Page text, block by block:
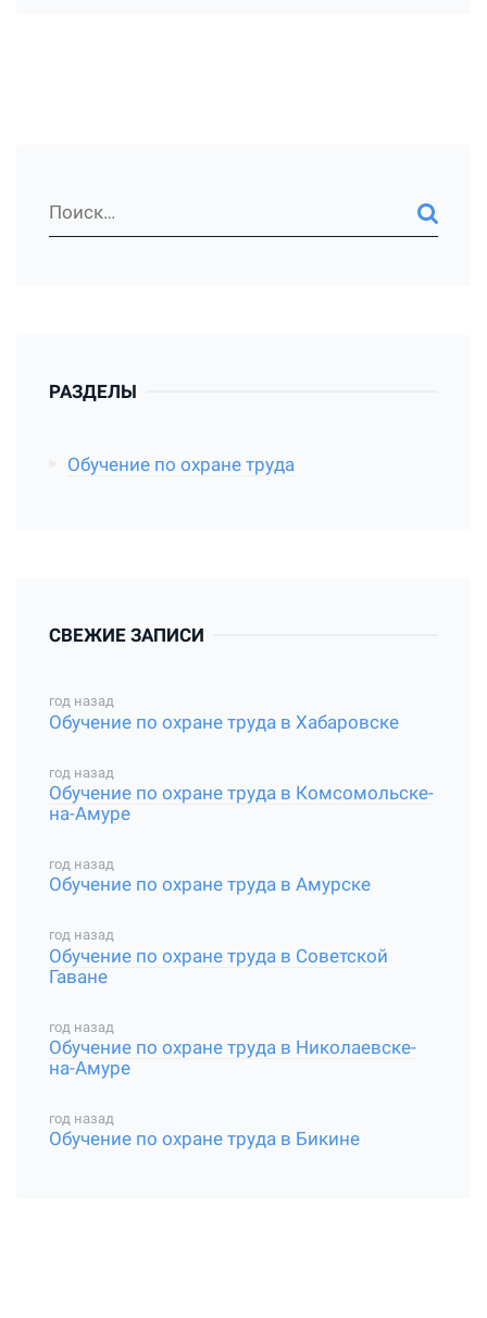
РАЗДЕЛЫ
Обучение по охране труда
СВЕЖИЕ ЗАПИСИ
год назад
Обучение по охране труда в Хабаровске
год назад
Обучение по охране труда в Комсомольске-
на-Амуре
год назад
Обучение по охране труда в Амурске
год назад
Обучение по охране труда в Советской
Гаване
год назад
Обучение по охране труда в Николаевске-
на-Амуре
год назад
Обучение по охране труда в Бикине